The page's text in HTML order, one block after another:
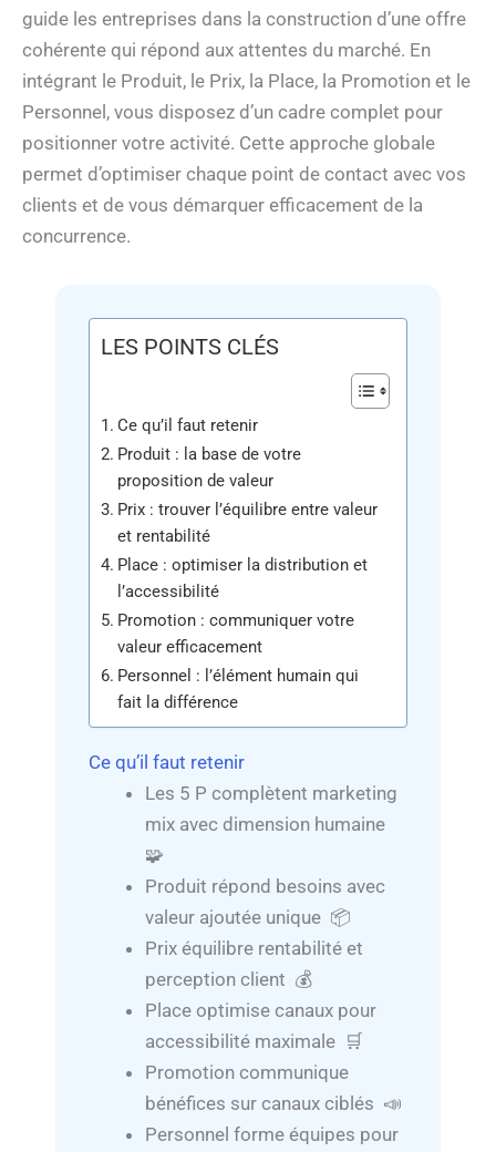
guide les entreprises dans la construction d’une offre
cohérente qui répond aux attentes du marché. En
intégrant le Produit, le Prix, la Place, la Promotion et le
Personnel, vous disposez d’un cadre complet pour
positionner votre activité. Cette approche globale
permet d’optimiser chaque point de contact avec vos
clients et de vous démarquer efficacement de la
concurrence.
LES POINTS CLÉS
Ce qu’il faut retenir
Produit : la base de votre
proposition de valeur
Prix : trouver l’équilibre entre valeur
et rentabilité
Place : optimiser la distribution et
l’accessibilité
Promotion : communiquer votre
valeur efficacement
Personnel : l’élément humain qui
fait la différence
Ce qu’il faut retenir
Les 5 P complètent marketing
mix avec dimension humaine
🧩
Produit répond besoins avec
valeur ajoutée unique 📦
Prix équilibre rentabilité et
perception client 💰
Place optimise canaux pour
accessibilité maximale 🛒
Promotion communique
bénéfices sur canaux ciblés 📣
Personnel forme équipes pour